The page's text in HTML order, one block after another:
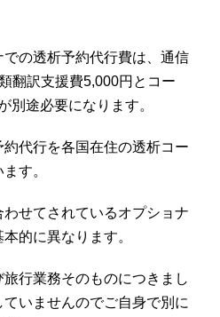
の透析予約代行費は、通信
翻訳支援費5,000円とコー
別途必要になります。
代行を各国在住の透析コー
す。
せてされているオプショナ
的に異なります。
行業務そのものにつきまし
いませんのでご自身で別に